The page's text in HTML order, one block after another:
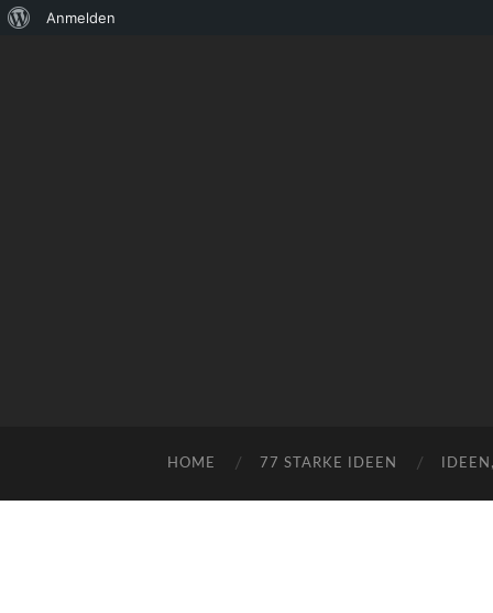
Über
Anmelden
HOME 77 STARKE IDEEN